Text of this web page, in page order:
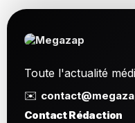
Toute l'actualité
✉️
Contact Rédaction